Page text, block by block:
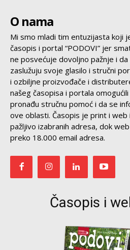
O nama
Mi smo mladi tim entuzijasta koji
časopis i portal “PODOVI” jer
ne posvećuje dovoljno pažnje i
zaslužuju svoje glasilo i stručni
i ozbiljne proizvođače i
našeg časopisa i portala
pronađu stručnu pomoć i da se
ove oblasti. Časopis je print i web
pažljivo izabranih adresa, dok
preko 18.000 email adresa.
Časopis i